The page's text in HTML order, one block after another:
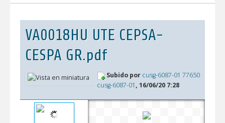
VA0018HU UTE CEPSA-
CESPA GR.pdf
Subido por cusg-6087-01 77650
cusg-6087-01 , 16/06/20 7:28